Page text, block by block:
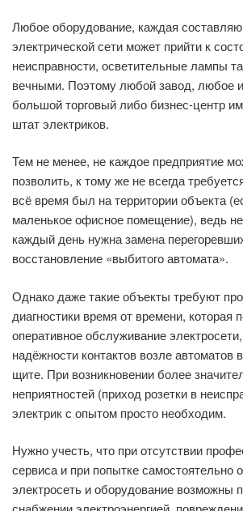
Любое оборудование, каждая
электрической сети может прийти к
неисправности, осветительные лампы
вечными. Поэтому любой завод, любое
большой торговый либо бизнес-центр
штат электриков.
Тем не менее, не каждое предприятие
позволить, к тому же не всегда
всё время был на территории объекта
маленькое офисное помещение), ведь
каждый день нужна замена
восстановление «выбитого автомата».
Однако даже такие объекты требуют
диагностики время от времени, которая
оперативное обслуживание
надёжности контактов возле автоматов
щите. При возникновении более
неприятностей (приход розетки в
электрик с опытом просто необходим.
Нужно учесть, что при отсутствии
сервиса и при попытке самостоятельно
электросеть и оборудование возможны